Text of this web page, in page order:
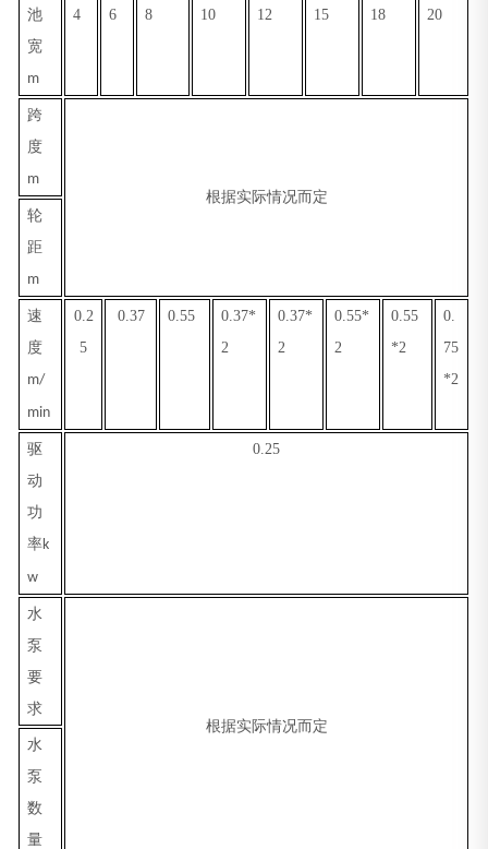
池
宽
m
4 6 8 10 12 15 18 20
跨
度
m
根据实际情况而定
轮
距
m
速
度
m/
min
0.2
5
0.37 0.55
0.37*
2
0.37*
2
0.55*
2
0.55
*2
0.
75
*2
驱
动
功
率k
w
0.25
水
泵
要
求
根据实际情况而定
水
泵
数
量